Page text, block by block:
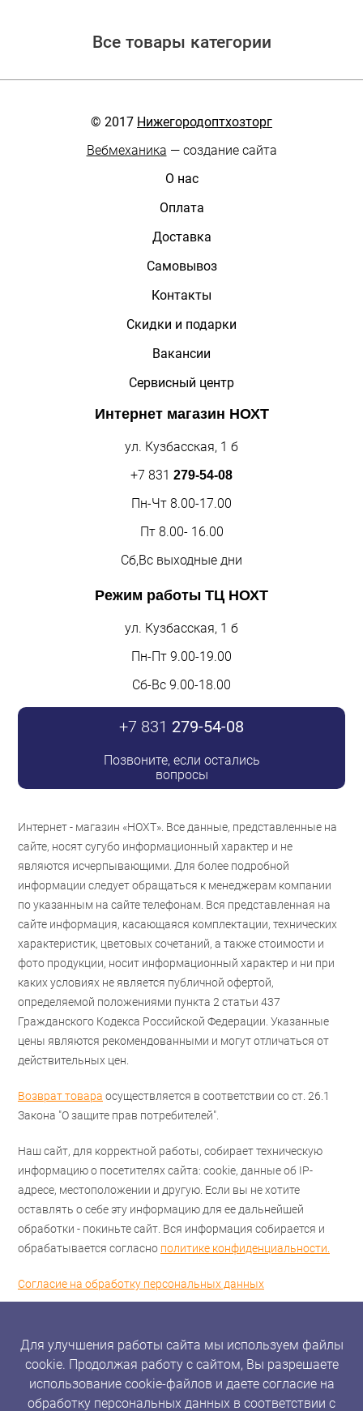
Все товары категории
© 2017 Нижегородоптхозторг
Вебмеханика — создание сайта
О нас
Оплата
Доставка
Самовывоз
Контакты
Скидки и подарки
Вакансии
Сервисный центр
Интернет магазин НОХТ
ул. Кузбасская, 1 б
+7 831 279-54-08
Пн-Чт 8.00-17.00
Пт 8.00- 16.00
Сб,Вс выходные дни
Режим работы ТЦ НОХТ
ул. Кузбасская, 1 б
Пн-Пт 9.00-19.00
Сб-Вс 9.00-18.00
+7 831 279-54-08
Позвоните, если остались
вопросы
Интернет - магазин «НОХТ». Все данные, представленные на
сайте, носят сугубо информационный характер и не
являются исчерпывающими. Для более подробной
информации следует обращаться к менеджерам компании
по указанным на сайте телефонам. Вся представленная на
сайте информация, касающаяся комплектации, технических
характеристик, цветовых сочетаний, а также стоимости и
фото продукции, носит информационный характер и ни при
каких условиях не является публичной офертой,
определяемой положениями пункта 2 статьи 437
Гражданского Кодекса Российской Федерации. Указанные
цены являются рекомендованными и могут отличаться от
действительных цен.
Возврат товара осуществляется в соответствии со ст. 26.1
Закона "О защите прав потребителей".
Наш сайт, для корректной работы, собирает техническую
информацию о посетителях сайта: cookie, данные об IP-
адресе, местоположении и другую. Если вы не хотите
оставлять о себе эту информацию для ее дальнейшей
обработки - покиньте сайт. Вся информация собирается и
обрабатывается согласно политике конфиденциальности.
Согласие на обработку персональных данных
Для улучшения работы сайта мы используем файлы
cookie. Продолжая работу с сайтом, Вы разрешаете
использование cookie-файлов и даете согласие на
обработку персональных данных в соответствии с